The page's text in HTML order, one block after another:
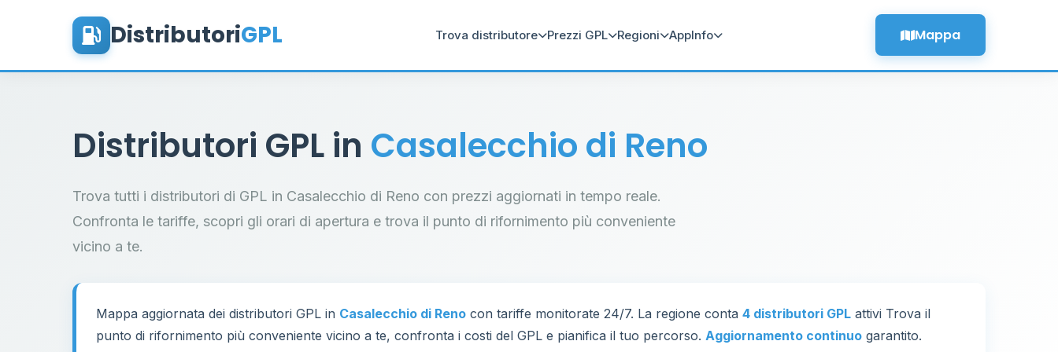
DistributoriGPL Trova distributore Prezzi GPL Regioni AppInfo Mappa
Distributori GPL in Casalecchio di Reno
Trova tutti i distributori di GPL in Casalecchio di Reno con prezzi aggiornati in tempo reale.
Confronta le tariffe, scopri gli orari di apertura e trova il punto di rifornimento più conveniente
vicino a te.
Mappa aggiornata dei distributori GPL in Casalecchio di Reno con tariffe monitorate 24/7. La regione conta 4 distributori GPL attivi Trova il
punto di rifornimento più conveniente vicino a te, confronta i costi del GPL e pianifica il tuo percorso. Aggiornamento continuo garantito.